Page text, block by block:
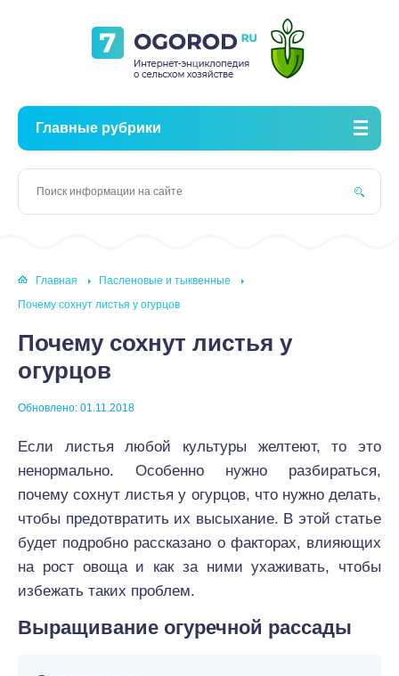
Главные рубрики
Главная
Пасленовые и тыквенные
Почему сохнут листья у огурцов
Почему сохнут листья у
огурцов
Обновлено: 01.11.2018
Если листья любой культуры желтеют, то это
ненормально. Особенно нужно разбираться,
почему сохнут листья у огурцов, что нужно делать,
чтобы предотвратить их высыхание. В этой статье
будет подробно рассказано о факторах, влияющих
на рост овоща и как за ними ухаживать, чтобы
избежать таких проблем.
Выращивание огуречной рассады